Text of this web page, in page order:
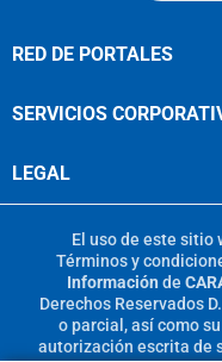
RED DE PORTALES
SERVICIOS
LEGAL
El uso de este sitio
Términos y
Información de
Derechos Reservados
o parcial, así como
autorización escrita de